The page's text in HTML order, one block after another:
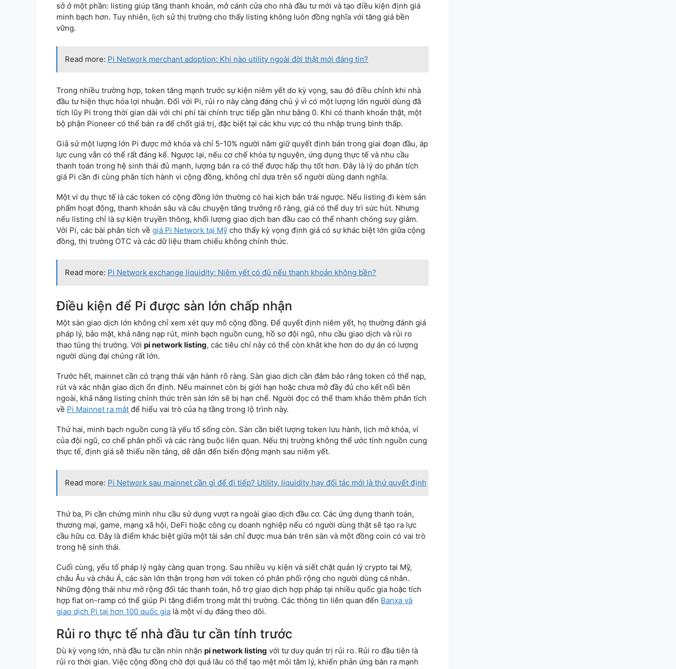
sở ở một phần: listing giúp tăng thanh khoản, mở cánh cửa cho nhà đầu tư mới và tạo điều kiện định giá
minh bạch hơn. Tuy nhiên, lịch sử thị trường cho thấy listing không luôn đồng nghĩa với tăng giá bền
vững.
Read more: Pi Network merchant adoption: Khi nào utility ngoài đời thật mới đáng tin?
Trong nhiều trường hợp, token tăng mạnh trước sự kiện niêm yết do kỳ vọng, sau đó điều chỉnh khi nhà
đầu tư hiện thực hóa lợi nhuận. Đối với Pi, rủi ro này càng đáng chú ý vì có một lượng lớn người dùng đã
tích lũy Pi trong thời gian dài với chi phí tài chính trực tiếp gần như bằng 0. Khi có thanh khoản thật, một
bộ phận Pioneer có thể bán ra để chốt giá trị, đặc biệt tại các khu vực có thu nhập trung bình thấp.
Giả sử một lượng lớn Pi được mở khóa và chỉ 5-10% người nắm giữ quyết định bán trong giai đoạn đầu, áp
lực cung vẫn có thể rất đáng kể. Ngược lại, nếu cơ chế khóa tự nguyện, ứng dụng thực tế và nhu cầu
thanh toán trong hệ sinh thái đủ mạnh, lượng bán ra có thể được hấp thụ tốt hơn. Đây là lý do phân tích
giá Pi cần đi cùng phân tích hành vi cộng đồng, không chỉ dựa trên số người dùng danh nghĩa.
Một ví dụ thực tế là các token có cộng đồng lớn thường có hai kịch bản trái ngược. Nếu listing đi kèm sản
phẩm hoạt động, thanh khoản sâu và câu chuyện tăng trưởng rõ ràng, giá có thể duy trì sức hút. Nhưng
nếu listing chỉ là sự kiện truyền thông, khối lượng giao dịch ban đầu cao có thể nhanh chóng suy giảm.
Với Pi, các bài phân tích về giá Pi Network tại Mỹ cho thấy kỳ vọng định giá có sự khác biệt lớn giữa cộng
đồng, thị trường OTC và các dữ liệu tham chiếu không chính thức.
Read more: Pi Network exchange liquidity: Niêm yết có đủ nếu thanh khoản không bền?
Điều kiện để Pi được sàn lớn chấp nhận
Một sàn giao dịch lớn không chỉ xem xét quy mô cộng đồng. Để quyết định niêm yết, họ thường đánh giá
pháp lý, bảo mật, khả năng nạp rút, minh bạch nguồn cung, hồ sơ đội ngũ, nhu cầu giao dịch và rủi ro
thao túng thị trường. Với pi network listing, các tiêu chí này có thể còn khắt khe hơn do dự án có lượng
người dùng đại chúng rất lớn.
Trước hết, mainnet cần có trạng thái vận hành rõ ràng. Sàn giao dịch cần đảm bảo rằng token có thể nạp,
rút và xác nhận giao dịch ổn định. Nếu mainnet còn bị giới hạn hoặc chưa mở đầy đủ cho kết nối bên
ngoài, khả năng listing chính thức trên sàn lớn sẽ bị hạn chế. Người đọc có thể tham khảo thêm phân tích
về Pi Mainnet ra mắt để hiểu vai trò của hạ tầng trong lộ trình này.
Thứ hai, minh bạch nguồn cung là yếu tố sống còn. Sàn cần biết lượng token lưu hành, lịch mở khóa, ví
của đội ngũ, cơ chế phân phối và các ràng buộc liên quan. Nếu thị trường không thể ước tính nguồn cung
thực tế, định giá sẽ thiếu nền tảng, dễ dẫn đến biến động mạnh sau niêm yết.
Read more: Pi Network sau mainnet cần gì để đi tiếp? Utility, liquidity hay đối tác mới là thứ quyết định
Thứ ba, Pi cần chứng minh nhu cầu sử dụng vượt ra ngoài giao dịch đầu cơ. Các ứng dụng thanh toán,
thương mại, game, mạng xã hội, DeFi hoặc công cụ doanh nghiệp nếu có người dùng thật sẽ tạo ra lực
cầu hữu cơ. Đây là điểm khác biệt giữa một tài sản chỉ được mua bán trên sàn và một đồng coin có vai trò
trong hệ sinh thái.
Cuối cùng, yếu tố pháp lý ngày càng quan trọng. Sau nhiều vụ kiện và siết chặt quản lý crypto tại Mỹ,
châu Âu và châu Á, các sàn lớn thận trọng hơn với token có phân phối rộng cho người dùng cá nhân.
Những động thái như mở rộng đối tác thanh toán, hỗ trợ giao dịch hợp pháp tại nhiều quốc gia hoặc tích
hợp fiat on-ramp có thể giúp Pi tăng điểm trong mắt thị trường. Các thông tin liên quan đến Banxa và
giao dịch Pi tại hơn 100 quốc gia là một ví dụ đáng theo dõi.
Rủi ro thực tế nhà đầu tư cần tính trước
Dù kỳ vọng lớn, nhà đầu tư cần nhìn nhận pi network listing với tư duy quản trị rủi ro. Rủi ro đầu tiên là
rủi ro thời gian. Việc cộng đồng chờ đợi quá lâu có thể tạo mệt mỏi tâm lý, khiến phản ứng bán ra mạnh